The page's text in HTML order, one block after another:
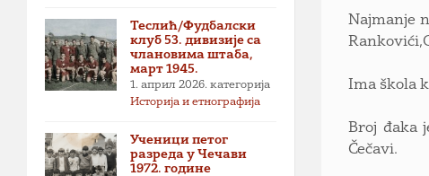
Najmanje
Ima škola
Broj đaka
Čečavi.
Теслић/Фудбалски
клуб 53. дивизије са
члановима штаба,
март 1945.
1. април 2026. категорија
Историја и етнографија
Ученици петог
разреда у Чечави
1972. године